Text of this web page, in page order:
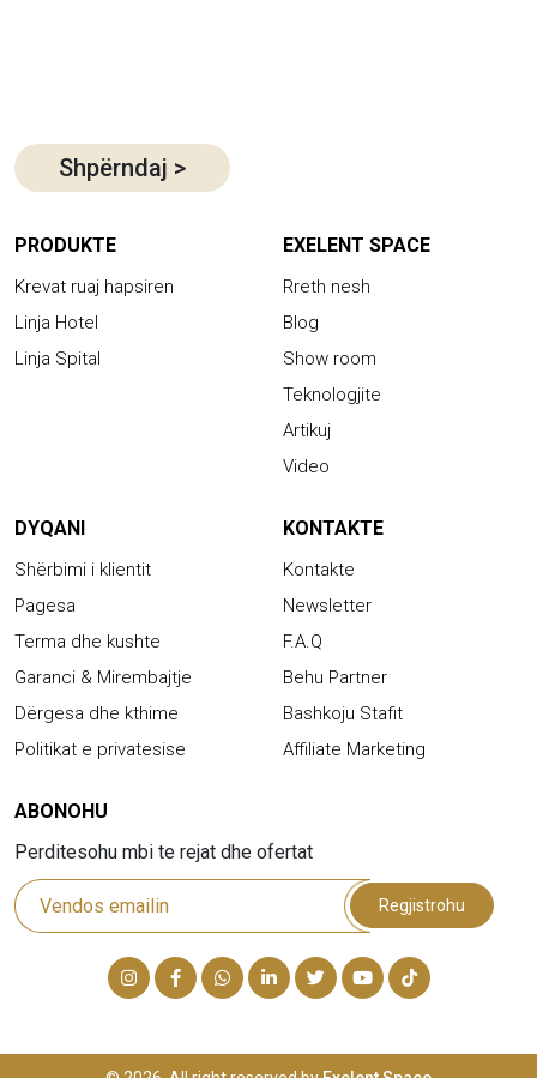
Shpërndaj >
PRODUKTE
Krevat ruaj hapsiren
Linja Hotel
Linja Spital
EXELENT SPACE
Rreth nesh
Blog
Show room
Teknologjite
Artikuj
Video
DYQANI
Shërbimi i klientit
Pagesa
Terma dhe kushte
Garanci & Mirembajtje
Dërgesa dhe kthime
Politikat e privatesise
KONTAKTE
Kontakte
Newsletter
F.A.Q
Behu Partner
Bashkoju Stafit
Affiliate Marketing
ABONOHU
Perditesohu mbi te rejat dhe ofertat
Regjistrohu